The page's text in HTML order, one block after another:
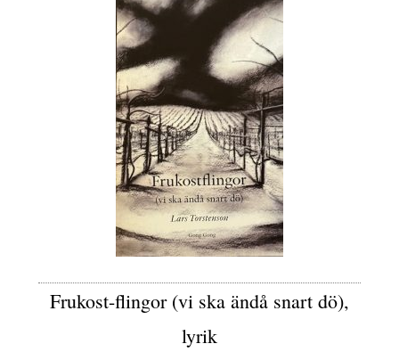
Frukost-flingor (vi ska ändå snart dö),
lyrik